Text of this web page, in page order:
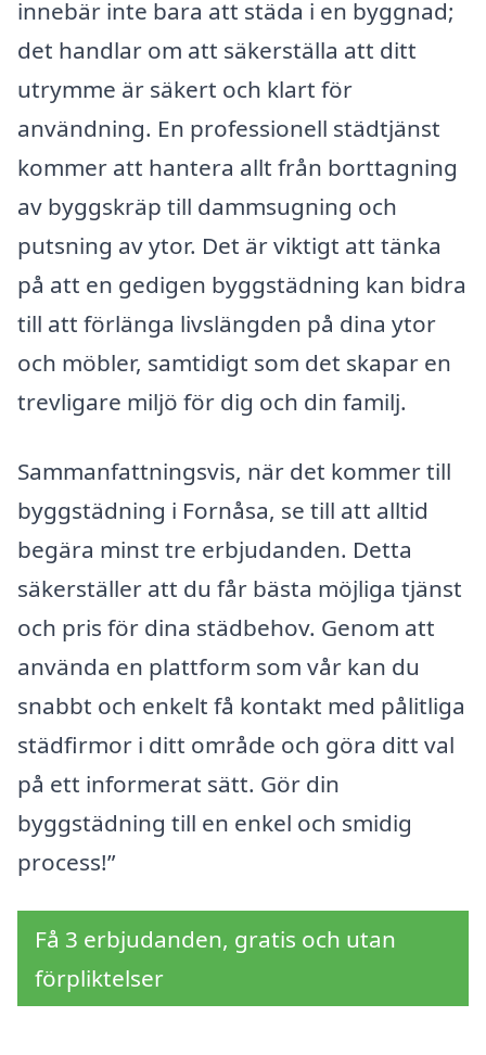
innebär inte bara att städa i en byggnad;
det handlar om att säkerställa att ditt
utrymme är säkert och klart för
användning. En professionell städtjänst
kommer att hantera allt från borttagning
av byggskräp till dammsugning och
putsning av ytor. Det är viktigt att tänka
på att en gedigen byggstädning kan bidra
till att förlänga livslängden på dina ytor
och möbler, samtidigt som det skapar en
trevligare miljö för dig och din familj.
Sammanfattningsvis, när det kommer till
byggstädning i Fornåsa, se till att alltid
begära minst tre erbjudanden. Detta
säkerställer att du får bästa möjliga tjänst
och pris för dina städbehov. Genom att
använda en plattform som vår kan du
snabbt och enkelt få kontakt med pålitliga
städfirmor i ditt område och göra ditt val
på ett informerat sätt. Gör din
byggstädning till en enkel och smidig
process!”
Få 3 erbjudanden, gratis och utan
förpliktelser